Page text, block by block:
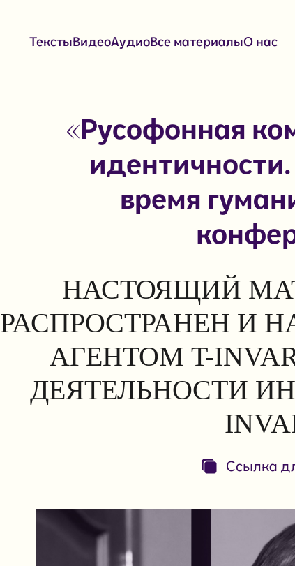
ТекстыВидеоАудиоВсе материалыО нас
«Русофонная
время
НАСТОЯЩИЙ
РАСПРОСТРАНЕН И
АГЕНТОМ T-
ДЕЯТЕЛЬНОСТИ
Ссылка